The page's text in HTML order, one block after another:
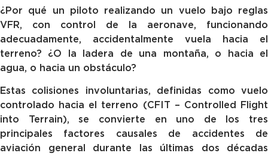
¿Por qué un piloto realizando un vuelo bajo reglas
VFR, con control de la aeronave, funcionando
adecuadamente, accidentalmente vuela hacia el
terreno? ¿O la ladera de una montaña, o hacia el
agua, o hacia un obstáculo?
Estas colisiones involuntarias, definidas como vuelo
controlado hacia el terreno (CFIT – Controlled Flight
into Terrain), se convierte en uno de los tres
principales factores causales de accidentes de
aviación general durante las últimas dos décadas